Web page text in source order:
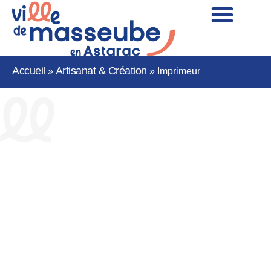
Accueil » Artisanat & Création » Imprimeur